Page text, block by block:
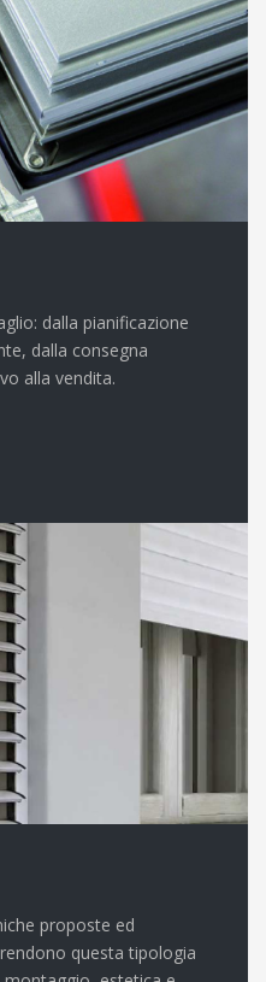
dalla pianificazione
dalla consegna
alla vendita.
proposte ed
questa tipologia